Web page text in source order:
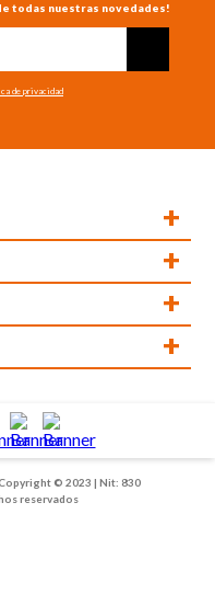
todas nuestras novedades!
de privacidad
+
+
+
+
© 2023 | Nit: 830
reservados